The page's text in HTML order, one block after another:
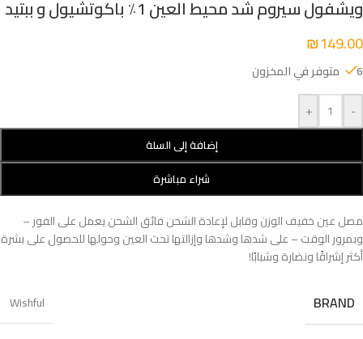
ويشفول سيروم شد محيط العين 1٪ باكوتشيول و ببتيد
₪149.00
6 متوفر في المخزون
-
+
إضافة إلى السلة
شراء مباشرة
مصل عين خفيف الوزن وقابل لإعادة الشحن فائق الشحن يعمل على الفور –
وبمرور الوقت – على شدها وشدها وإزالتها تحت العين وحولها للحصول على بشرة
أكثر إشراقًا ونضارة وشبابًا!
BRAND
Wishful